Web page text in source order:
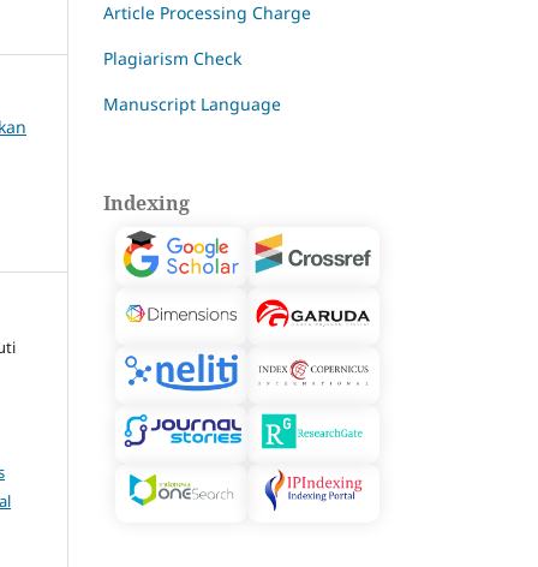
Article Processing Charge
Plagiarism Check
Manuscript Language
Indexing